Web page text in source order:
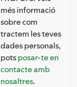
més informació
sobre com
tractem les teves
dades personals,
potsposar-te en
contacte amb
nosaltres.